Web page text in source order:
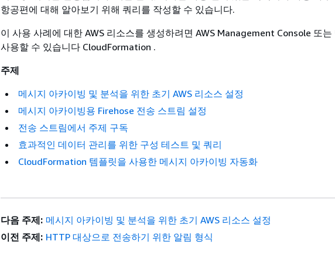
항공편에 대해 알아보기 위해 쿼리를 작성할 수 있습니다.
이 사용 사례에 대한 AWS 리소스를 생성하려면 AWS Management Console 또는
사용할 수 있습니다 CloudFormation .
주제
메시지 아카이빙 및 분석을 위한 초기 AWS 리소스 설정
메시지 아카이빙용 Firehose 전송 스트림 설정
전송 스트림에서 주제 구독
효과적인 데이터 관리를 위한 구성 테스트 및 쿼리
CloudFormation 템플릿을 사용한 메시지 아카이빙 자동화
다음 주제: 메시지 아카이빙 및 분석을 위한 초기 AWS 리소스 설정
이전 주제: HTTP 대상으로 전송하기 위한 알림 형식